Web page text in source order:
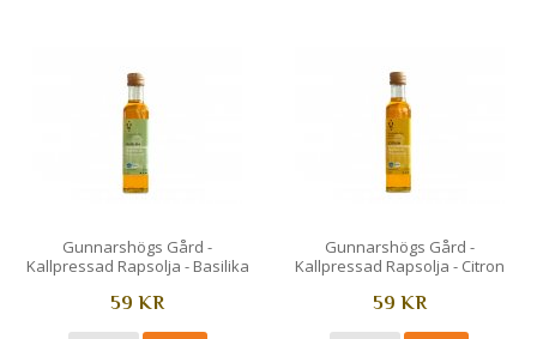
Gunnarshögs Gård -
Kallpressad Rapsolja - Basilika
59 KR
Gunnarshögs Gård -
Kallpressad Rapsolja - Citron
59 KR